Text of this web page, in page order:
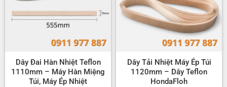
Dây Đai Hàn Nhiệt Teflon
1110mm – Máy Hàn Miệng
Túi, Máy Ép Nhiệt
Dây Tải Nhiệt Máy Ép Túi
1120mm – Dây Teflon
HondaFloh